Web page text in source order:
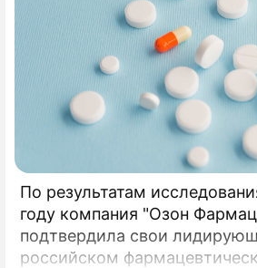
По результатам
году компания "Озон
подтвердила свои
российском